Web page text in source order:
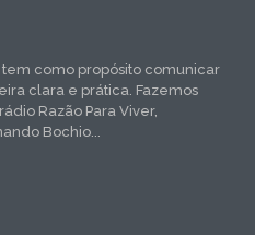
tem como propósito comunicar
clara e prática. Fazemos
Razão Para Viver,
Bochio...